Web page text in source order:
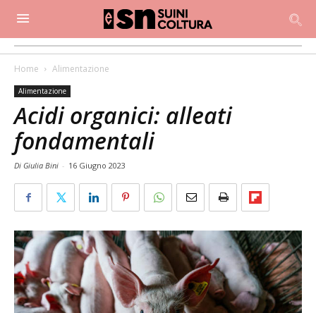
Home Alimentazione
Alimentazione
Acidi organici: alleati
fondamentali
Di Giulia Bini - 16 Giugno 2023